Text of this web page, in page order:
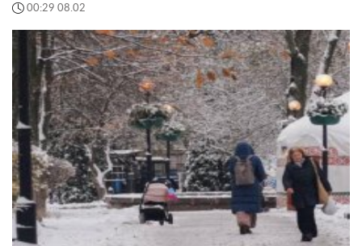
00:29 08.02